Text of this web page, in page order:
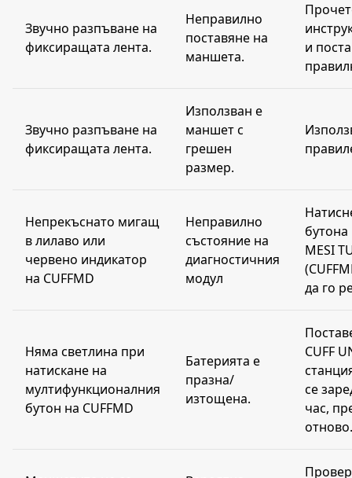
Звучно разпъване на
фиксиращата лента.
Неправилно
поставяне на
маншета.
и
Звучно разпъване на
фиксиращата лента.
Използван е
маншет с
грешен
размер.
Непрекъснато мигащ
в лилаво или
червено индикатор
на CUFFMD
Неправилно
състояние на
диагностичния
модул
бутона
MESI
да го
Няма светлина при
натискане на
мултифункционалния
бутон на CUFFMD
Батерията е
празна/
изтощена.
CUFF
се
час,
отново.